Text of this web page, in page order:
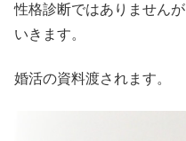
性格診断ではありません
いきます。
婚活の資料渡されます。